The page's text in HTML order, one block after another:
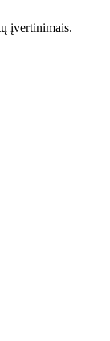
įvertinimais.